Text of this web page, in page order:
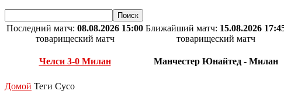
Последний матч: 08.08.2026 15:00
товарищеский матч
Челси 3-0 Милан
Ближайший матч: 15.08.2026
товарищеский матч
Манчестер Юнайтед - Милан
Домой Теги Сусо